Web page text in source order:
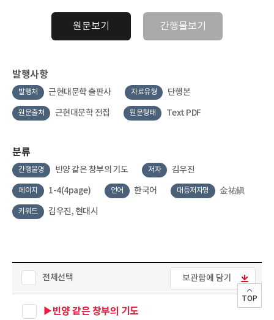
원문보기 간행물보기
발행사항
발행처 근현대문학 출판사 자료유형 단행본
원문출처 근현대문학 전집 원문형태 Text PDF
분류
간행물명 빈양 같은 창부의 기도 저자 김우진
페이지 1-4(4page) 언어 한국어 대등저자명 金祐鎭
키워드 김우진, 현대시
전체선택 보관함에 담기
▶빈양 같은 창부의 기도
TOP